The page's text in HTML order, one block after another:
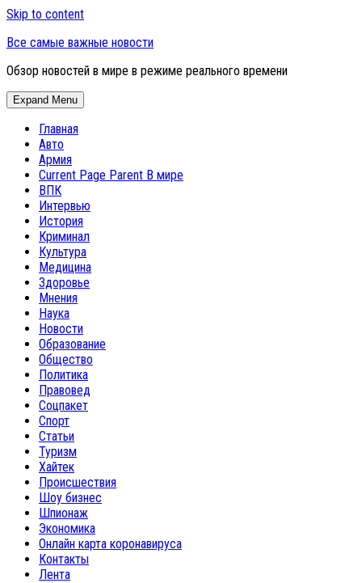
Skip to content
Все самые важные новости
Обзор новостей в мире в режиме реального времени
Expand Menu
Главная
Авто
Армия
Current Page Parent В мире
ВПК
Интервью
История
Криминал
Культура
Медицина
Здоровье
Мнения
Наука
Новости
Образование
Общество
Политика
Правовед
Соцпакет
Спорт
Статьи
Туризм
Хайтек
Происшествия
Шоу бизнес
Шпионаж
Экономика
Онлайн карта коронавируса
Контакты
Лента